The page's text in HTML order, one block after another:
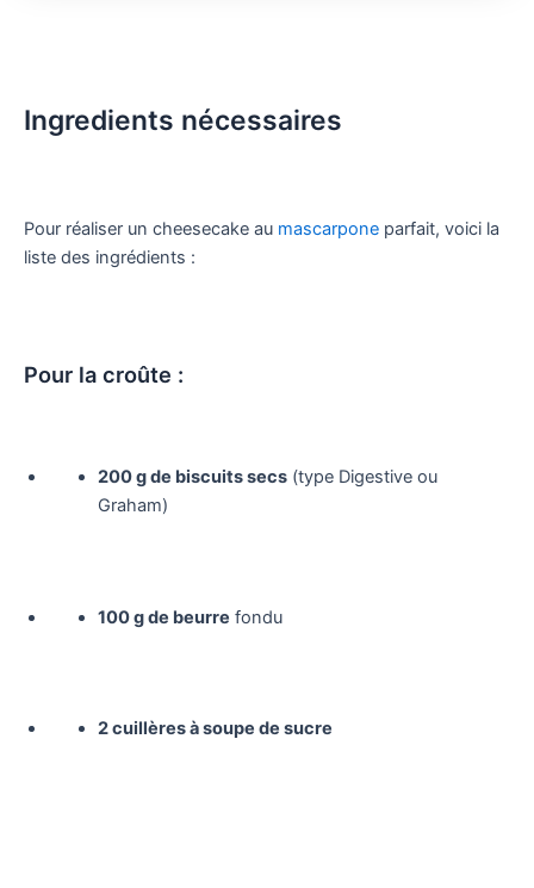
Ingredients nécessaires
Pour réaliser un cheesecake au mascarpone parfait, voici la
liste des ingrédients :
Pour la croûte :
200 g de biscuits secs(type Digestive ou
Graham)
100 g de beurre fondu
2 cuillères à soupe de sucre